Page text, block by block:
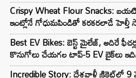
Crispy Wheat Flour Snacks:
ఇంట్లోనే గోధుమపిండితో కరకరలాడే
Best EV Bikes: బెస్ట్ మైలేజ్, అదిరే
కొనుగోలు చేయగల టాప్-5 EV బైక్‌లు
Incredible Story: దేశవాళీ క్రికెట్‌లో